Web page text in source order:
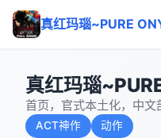
真红玛瑙~PURE
真红玛瑙
首页，官式本土化，中
ACT神作 动作